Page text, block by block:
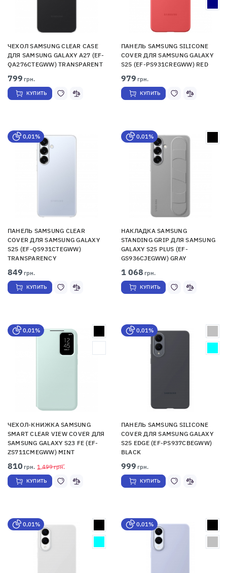
ЧЕХОЛ SAMSUNG CLEAR CASE
ДЛЯ SAMSUNG GALAXY A27 (EF-
QA276CTEGWW) TRANSPARENT
799 грн.
КУПИТЬ
ПАНЕЛЬ SAMSUNG SILICONE
COVER ДЛЯ SAMSUNG GALAXY
S25 (EF-PS931CREGWW) RED
979 грн.
КУПИТЬ
0,01%
ПАНЕЛЬ SAMSUNG CLEAR
COVER ДЛЯ SAMSUNG GALAXY
S25 (EF-QS931CTEGWW)
TRANSPARENCY
849 грн.
КУПИТЬ
0,01%
НАКЛАДКА SAMSUNG
STANDING GRIP ДЛЯ SAMSUNG
GALAXY S25 PLUS (EF-
GS936CJEGWW) GRAY
1 068 грн.
КУПИТЬ
0,01%
ЧЕХОЛ-КНИЖКА SAMSUNG
SMART CLEAR VIEW COVER ДЛЯ
SAMSUNG GALAXY S23 FE (EF-
ZS711CMEGWW) MINT
1 499грн.
810 грн.
КУПИТЬ
0,01%
ПАНЕЛЬ SAMSUNG SILICONE
COVER ДЛЯ SAMSUNG GALAXY
S25 EDGE (EF-PS937CBEGWW)
BLACK
999 грн.
КУПИТЬ
0,01% 0,01%